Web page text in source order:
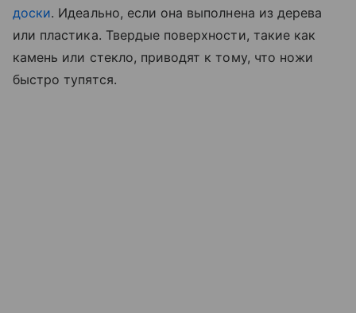
доски. Идеально, если она выполнена из дерева
или пластика. Твердые поверхности, такие как
камень или стекло, приводят к тому, что ножи
быстро тупятся.